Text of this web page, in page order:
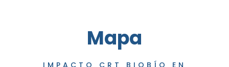
Mapa